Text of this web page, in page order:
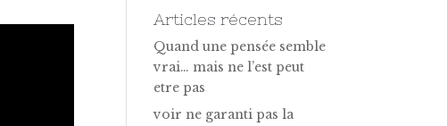
Articles récents
Quand une pensée semble
vrai… mais ne l’est peut
etre pas
voir ne garanti pas la